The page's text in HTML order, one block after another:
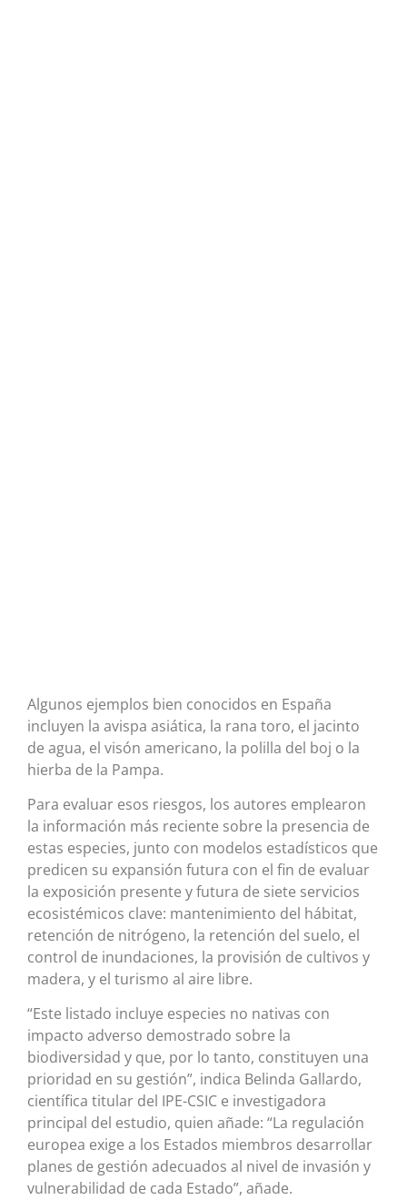
Algunos ejemplos bien conocidos en España
incluyen la avispa asiática, la rana toro, el jacinto
de agua, el visón americano, la polilla del boj o la
hierba de la Pampa.
Para evaluar esos riesgos, los autores emplearon
la información más reciente sobre la presencia de
estas especies, junto con modelos estadísticos que
predicen su expansión futura con el fin de evaluar
la exposición presente y futura de siete servicios
ecosistémicos clave: mantenimiento del hábitat,
retención de nitrógeno, la retención del suelo, el
control de inundaciones, la provisión de cultivos y
madera, y el turismo al aire libre.
“Este listado incluye especies no nativas con
impacto adverso demostrado sobre la
biodiversidad y que, por lo tanto, constituyen una
prioridad en su gestión”, indica Belinda Gallardo,
científica titular del IPE-CSIC e investigadora
principal del estudio, quien añade: “La regulación
europea exige a los Estados miembros desarrollar
planes de gestión adecuados al nivel de invasión y
vulnerabilidad de cada Estado”, añade.